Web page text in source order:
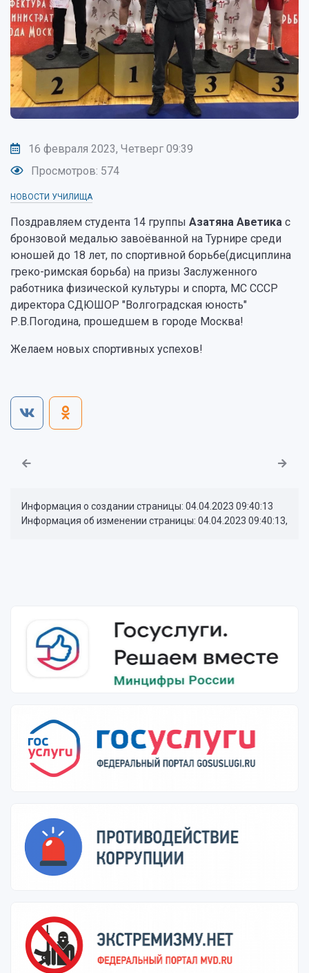
16 февраля 2023, Четверг 09:39
Просмотров: 574
НОВОСТИ УЧИЛИЩА
Поздравляем студента 14 группы Азатяна Аветика с
бронзовой медалью завоёванной на Турнире среди
юношей до 18 лет, по спортивной борьбе(дисциплина
греко-римская борьба) на призы Заслуженного
работника физической культуры и спорта, МС СССР
директора СДЮШОР "Волгоградская юность"
Р.В.Погодина, прошедшем в городе Москва!
Желаем новых спортивных успехов!
Информация о создании страницы: 04.04.2023 09:40:13
Информация об изменении страницы: 04.04.2023 09:40:13,